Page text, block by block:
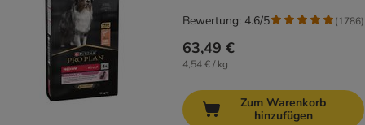
63,49 €
4,54 € / kg
Bewertung: 4.6/5 (1786)
Zum Warenkorb
hinzufügen